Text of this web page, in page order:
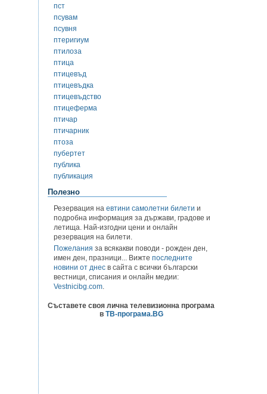
пст
псувам
псувня
птеригиум
птилоза
птица
птицевъд
птицевъдка
птицевъдство
птицеферма
птичар
птичарник
птоза
пубертет
публика
публикация
Полезно
Резервация на евтини самолетни билети и
подробна информация за държави, градове и
летища. Най-изгодни цени и онлайн
резервация на билети.
Пожелания за всякакви поводи - рожден ден,
имен ден, празници... Вижте последните
новини от днес в сайта с всички български
вестници, списания и онлайн медии:
Vestnicibg.com.
Съставете своя лична телевизионна програма
в ТВ-програма.BG